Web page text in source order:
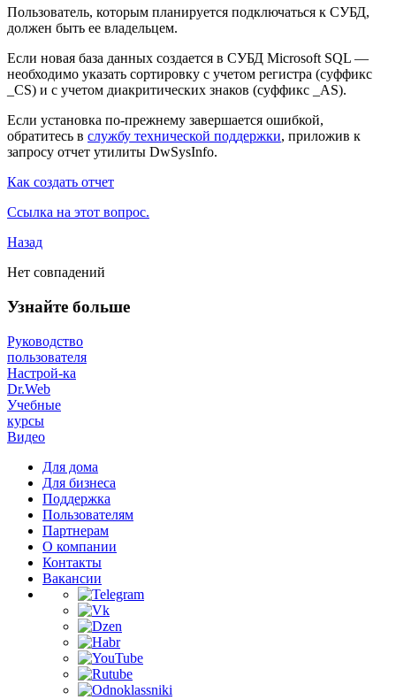
Пользователь, которым планируется подключаться к СУБД,
должен быть ее владельцем.
Если новая база данных создается в СУБД Microsoft SQL —
необходимо указать сортировку с учетом регистра (суффикс
_CS) и с учетом диакритических знаков (суффикс _AS).
Если установка по-прежнему завершается ошибкой,
обратитесь в службу технической поддержки, приложив к
запросу отчет утилиты DwSysInfo.
Как создать отчет
Ссылка на этот вопрос.
Назад
Нет совпадений
Узнайте больше
Руководство
пользователя
Настрой-ка
Dr.Web
Учебные
курсы
Видео
Для дома
Для бизнеса
Поддержка
Пользователям
Партнерам
О компании
Контакты
Вакансии